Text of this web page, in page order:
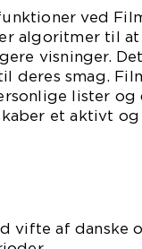
ved
algoritmer til
visninger.
deres smag.
lister og
et aktivt
vifte af danske